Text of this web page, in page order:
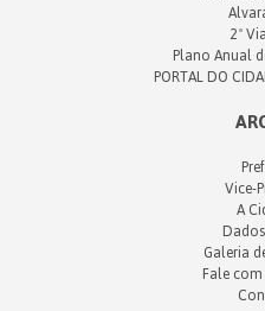
2ª
Plano Anual
PORTAL DO
Vice-
A
Galeria
Fale